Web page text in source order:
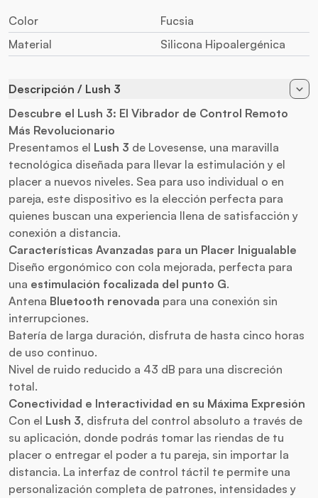
Color
Fucsia
Material
Silicona Hipoalergénica
Descripción / Lush 3
Descubre el Lush 3: El Vibrador de Control Remoto
Más Revolucionario
Presentamos el Lush 3 de Lovesense, una maravilla
tecnológica diseñada para llevar la estimulación y el
placer a nuevos niveles. Sea para uso individual o en
pareja, este dispositivo es la elección perfecta para
quienes buscan una experiencia llena de satisfacción y
conexión a distancia.
Características Avanzadas para un Placer Inigualable
Diseño ergonómico con cola mejorada, perfecta para
una estimulación focalizada del punto G.
Antena Bluetooth renovada para una conexión sin
interrupciones.
Batería de larga duración, disfruta de hasta cinco horas
de uso continuo.
Nivel de ruido reducido a 43 dB para una discreción
total.
Conectividad e Interactividad en su Máxima Expresión
Con el Lush 3, disfruta del control absoluto a través de
su aplicación, donde podrás tomar las riendas de tu
placer o entregar el poder a tu pareja, sin importar la
distancia. La interfaz de control táctil te permite una
personalización completa de patrones, intensidades y